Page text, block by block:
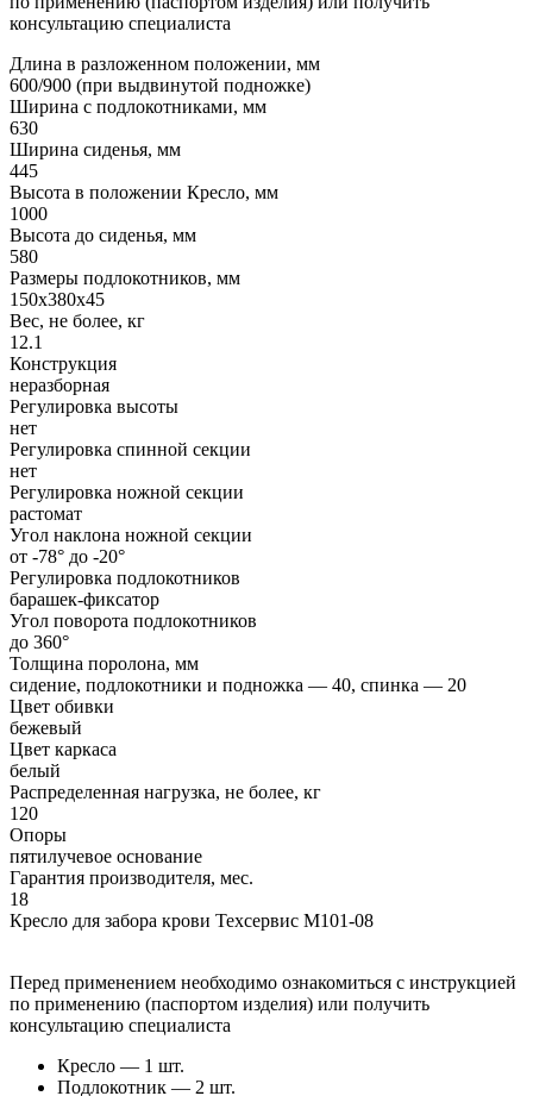
консультацию специалиста
Длина в разложенном положении, мм
600/900 (при выдвинутой подножке)
Ширина с подлокотниками, мм
630
Ширина сиденья, мм
445
Высота в положении Кресло, мм
1000
Высота до сиденья, мм
580
Размеры подлокотников, мм
150х380х45
Вес, не более, кг
12.1
Конструкция
неразборная
Регулировка высоты
нет
Регулировка спинной секции
нет
Регулировка ножной секции
растомат
Угол наклона ножной секции
от -78° до -20°
Регулировка подлокотников
барашек-фиксатор
Угол поворота подлокотников
до 360°
Толщина поролона, мм
сидение, подлокотники и подножка — 40, спинка — 20
Цвет обивки
бежевый
Цвет каркаса
белый
Распределенная нагрузка, не более, кг
120
Опоры
пятилучевое основание
Гарантия производителя, мес.
18
Кресло для забора крови Техсервис М101-08
Перед применением необходимо ознакомиться с инструкцией
по применению (паспортом изделия) или получить
консультацию специалиста
Кресло — 1 шт.
Подлокотник — 2 шт.